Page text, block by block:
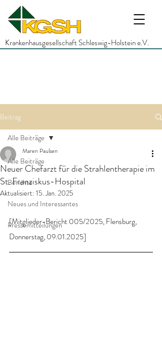
Krankenhausgesellschaft Schleswig-Holstein e.V.
Beitrag
Alle Beiträge
Berichte
Neues und Interessantes
Pressemitteilungen
Alle Beiträge
Neuer Chefarzt für die Strahlentherapie im
St. Franziskus-Hospital
Maren Paulsen
Aktualisiert: 15. Jan. 2025
[Mitglieder-Bericht 005/2025, Flensburg,
Donnerstag, 09.01.2025]